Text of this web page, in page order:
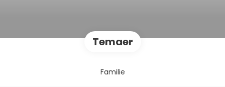
Temaer
Familie